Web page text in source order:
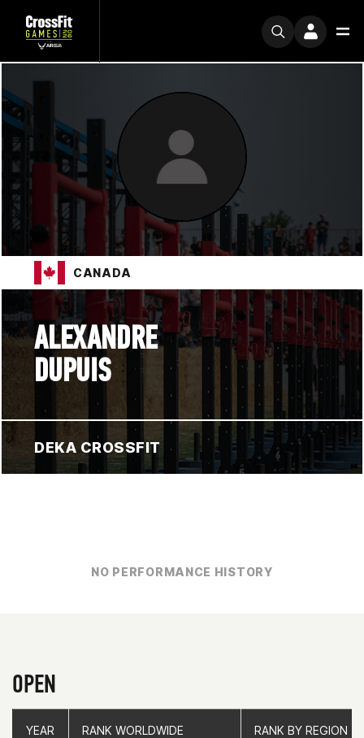
CANADA
ALEXANDRE
DUPUIS
DEKA CROSSFIT
NO PERFORMANCE HISTORY
OPEN
YEAR RANK WORLDWIDE RANK BY REGION
YEAR RANK WORLDWIDE RANK BY REGION